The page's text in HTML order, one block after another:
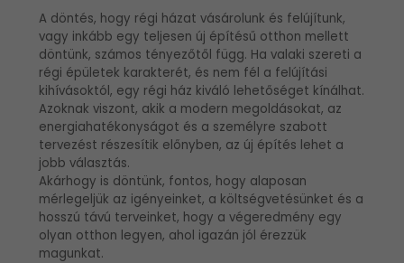
A döntés, hogy régi házat vásárolunk és felújítunk,
vagy inkább egy teljesen új építésű otthon mellett
döntünk, számos tényezőtől függ. Ha valaki szereti a
régi épületek karakterét, és nem fél a felújítási
kihívásoktól, egy régi ház kiváló lehetőséget kínálhat.
Azoknak viszont, akik a modern megoldásokat, az
energiahatékonyságot és a személyre szabott
tervezést részesítik előnyben, az új építés lehet a
jobb választás.
Akárhogy is döntünk, fontos, hogy alaposan
mérlegeljük az igényeinket, a költségvetésünket és a
hosszú távú terveinket, hogy a végeredmény egy
olyan otthon legyen, ahol igazán jól érezzük
magunkat.